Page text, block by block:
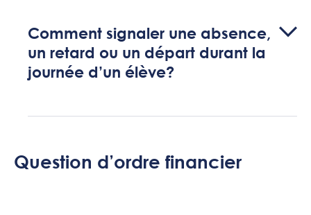
Comment signaler une absence,
un retard ou un départ durant la
journée d’un élève?
Question d’ordre financier